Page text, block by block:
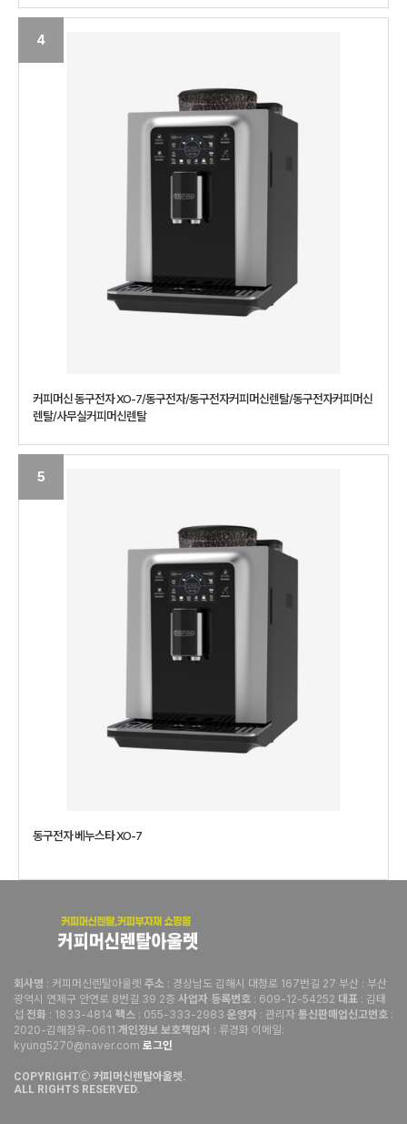
4
커피머신 동구전자 XO-7/동구전자/동구전자커피머신렌탈/동구전자커피머신
렌탈/사무실커피머신렌탈
5
동구전자 베누스타 XO-7
회사명 : 커피머신렌탈아울렛 주소 : 경상남도 김해시 대청로 167번길 27 부산 : 부산
광역시 연제구 안연로 8번길 39 2층 사업자 등록번호 : 609-12-54252 대표 : 김태
섭 전화 : 1833-4814 팩스 : 055-333-2983 운영자 : 관리자 통신판매업신고번호 :
2020-김해장유-0611 개인정보 보호책임자 : 류경화 이메일:
kyung5270@naver.com 로그인
COPYRIGHTⒸ 커피머신렌탈아울렛.
ALL RIGHTS RESERVED.